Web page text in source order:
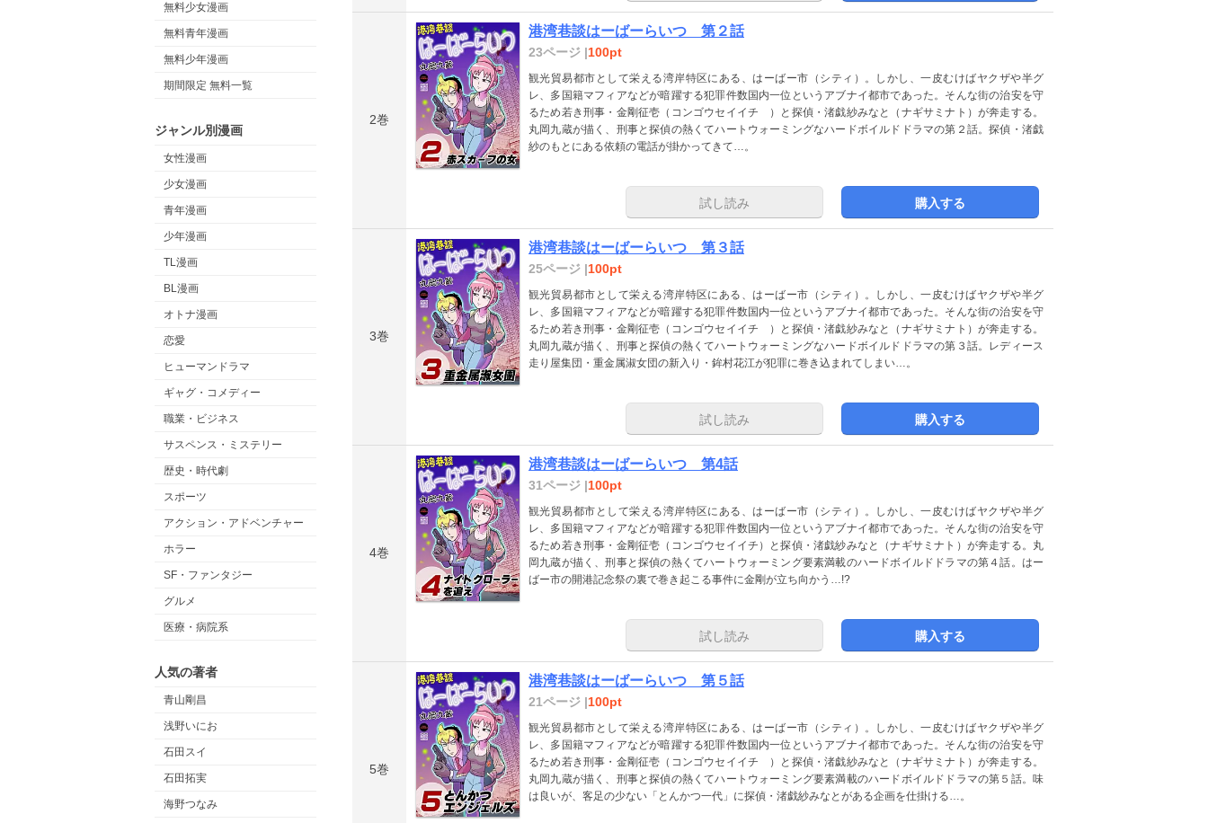
無料少女漫画
無料青年漫画
無料少年漫画
期間限定 無料一覧
ジャンル別漫画
女性漫画
少女漫画
青年漫画
少年漫画
TL漫画
BL漫画
オトナ漫画
恋愛
ヒューマンドラマ
ギャグ・コメディー
職業・ビジネス
サスペンス・ミステリー
歴史・時代劇
スポーツ
アクション・アドベンチャー
ホラー
SF・ファンタジー
グルメ
医療・病院系
人気の著者
青山剛昌
浅野いにお
石田スイ
石田拓実
海野つなみ
2巻
港湾巷談はーばーらいつ 第２話
23ページ |100pt
観光貿易都市として栄える湾岸特区にある、はーばー市（シティ）。しかし、一皮むけばヤクザや半グ
レ、多国籍マフィアなどが暗躍する犯罪件数国内一位というアブナイ都市であった。そんな街の治安を守
るため若き刑事・金剛征壱（コンゴウセイイチ ）と探偵・渚戯紗みなと（ナギサミナト）が奔走する。
丸岡九蔵が描く、刑事と探偵の熱くてハートウォーミングなハードボイルドドラマの第２話。探偵・渚戯
紗のもとにある依頼の電話が掛かってきて…。
試し読み 購入する
3巻
港湾巷談はーばーらいつ 第３話
25ページ |100pt
観光貿易都市として栄える湾岸特区にある、はーばー市（シティ）。しかし、一皮むけばヤクザや半グ
レ、多国籍マフィアなどが暗躍する犯罪件数国内一位というアブナイ都市であった。そんな街の治安を守
るため若き刑事・金剛征壱（コンゴウセイイチ ）と探偵・渚戯紗みなと（ナギサミナト）が奔走する。
丸岡九蔵が描く、刑事と探偵の熱くてハートウォーミングなハードボイルドドラマの第３話。レディース
走り屋集団・重金属淑女団の新入り・鉾村花江が犯罪に巻き込まれてしまい…。
試し読み 購入する
4巻
港湾巷談はーばーらいつ 第4話
31ページ |100pt
観光貿易都市として栄える湾岸特区にある、はーばー市（シティ）。しかし、一皮むけばヤクザや半グ
レ、多国籍マフィアなどが暗躍する犯罪件数国内一位というアブナイ都市であった。そんな街の治安を守
るため若き刑事・金剛征壱（コンゴウセイイチ）と探偵・渚戯紗みなと（ナギサミナト）が奔走する。丸
岡九蔵が描く、刑事と探偵の熱くてハートウォーミング要素満載のハードボイルドドラマの第４話。はー
ばー市の開港記念祭の裏で巻き起こる事件に金剛が立ち向かう…!?
試し読み 購入する
5巻
港湾巷談はーばーらいつ 第５話
21ページ |100pt
観光貿易都市として栄える湾岸特区にある、はーばー市（シティ）。しかし、一皮むけばヤクザや半グ
レ、多国籍マフィアなどが暗躍する犯罪件数国内一位というアブナイ都市であった。そんな街の治安を守
るため若き刑事・金剛征壱（コンゴウセイイチ ）と探偵・渚戯紗みなと（ナギサミナト）が奔走する。
丸岡九蔵が描く、刑事と探偵の熱くてハートウォーミング要素満載のハードボイルドドラマの第５話。味
は良いが、客足の少ない「とんかつ一代」に探偵・渚戯紗みなとがある企画を仕掛ける…。